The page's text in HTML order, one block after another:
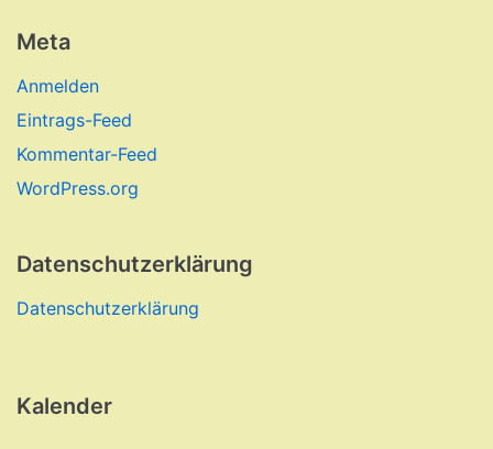
Meta
Anmelden
Eintrags-Feed
Kommentar-Feed
WordPress.org
Datenschutzerklärung
Datenschutzerklärung
Kalender